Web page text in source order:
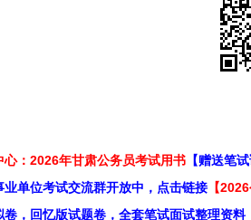
心：2026年甘肃公务员考试用书 【赠送笔
业单位考试交流群开放中，点击链接 【
卷，回忆版试题卷，全套笔试面试整理资料